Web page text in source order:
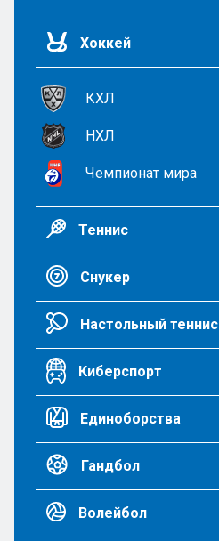
Хоккей
КХЛ
НХЛ
Чемпионат мира
Теннис
Снукер
Настольный теннис
Киберспорт
Единоборства
Гандбол
Волейбол